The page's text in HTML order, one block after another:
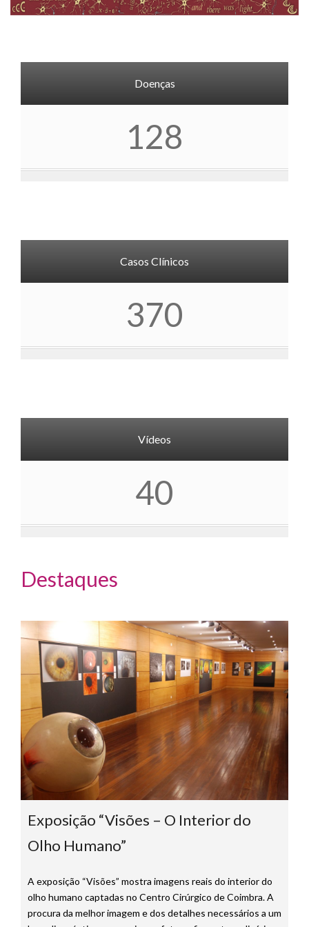
Doenças
128
370
40
Destaques
Exposição “Visões – O Interior do
Olho Humano”
A exposição “Visões” mostra imagens reais do interior do
olho humano captadas no Centro Cirúrgico de Coimbra. A
procura da melhor imagem e dos detalhes necessários a um